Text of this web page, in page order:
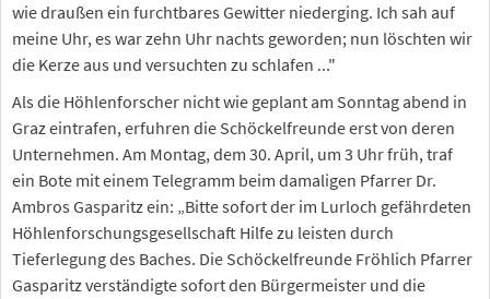
wie draußen ein furchtbares Gewitter niederging. Ich sah auf
meine Uhr, es war zehn Uhr nachts geworden; nun löschten wir
die Kerze aus und versuchten zu schlafen ..."
Als die Höhlenforscher nicht wie geplant am Sonntag abend in
Graz eintrafen, erfuhren die Schöckelfreunde erst von deren
Unternehmen. Am Montag, dem 30. April, um 3 Uhr früh, traf
ein Bote mit einem Telegramm beim damaligen Pfarrer Dr.
Ambros Gasparitz ein: „Bitte sofort der im Lurloch gefährdeten
Höhlenforschungsgesellschaft Hilfe zu leisten durch
Tieferlegung des Baches. Die Schöckelfreunde Fröhlich Pfarrer
Gasparitz verständigte sofort den Bürgermeister und die